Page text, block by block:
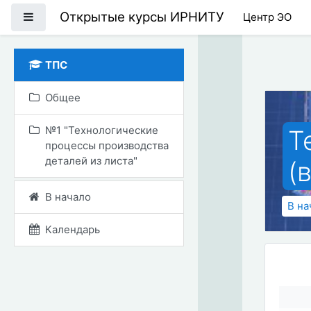
Боковая панель
Открытые курсы ИРНИТУ Центр ЭО
В
ТПС
Общее
№1 "Технологические
процессы производства
деталей из листа"
В начало
Календарь